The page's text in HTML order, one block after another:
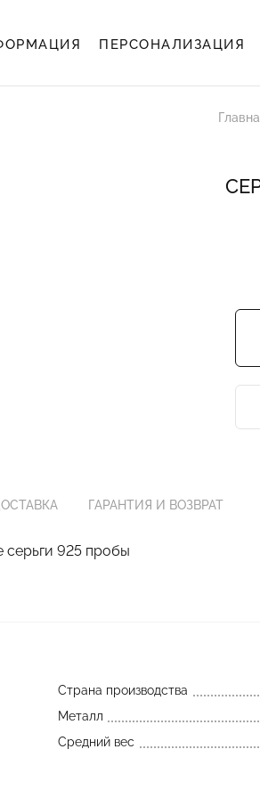
ПЕРСОНАЛИЗАЦИЯ
ГАРАНТИЯ И ВОЗВРАТ
серьги 925 пробы
Страна производства
Металл
Средний вес